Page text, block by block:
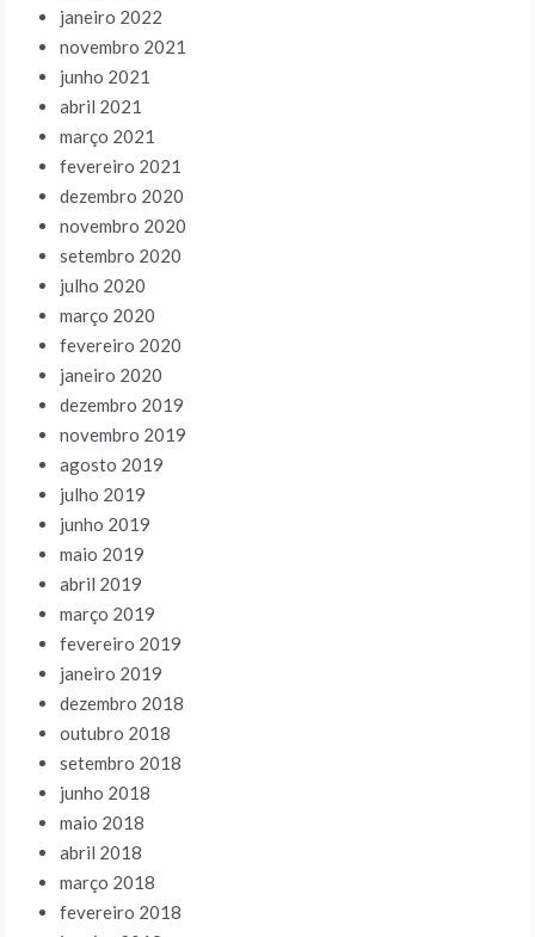
janeiro 2022
novembro 2021
junho 2021
abril 2021
março 2021
fevereiro 2021
dezembro 2020
novembro 2020
setembro 2020
julho 2020
março 2020
fevereiro 2020
janeiro 2020
dezembro 2019
novembro 2019
agosto 2019
julho 2019
junho 2019
maio 2019
abril 2019
março 2019
fevereiro 2019
janeiro 2019
dezembro 2018
outubro 2018
setembro 2018
junho 2018
maio 2018
abril 2018
março 2018
fevereiro 2018